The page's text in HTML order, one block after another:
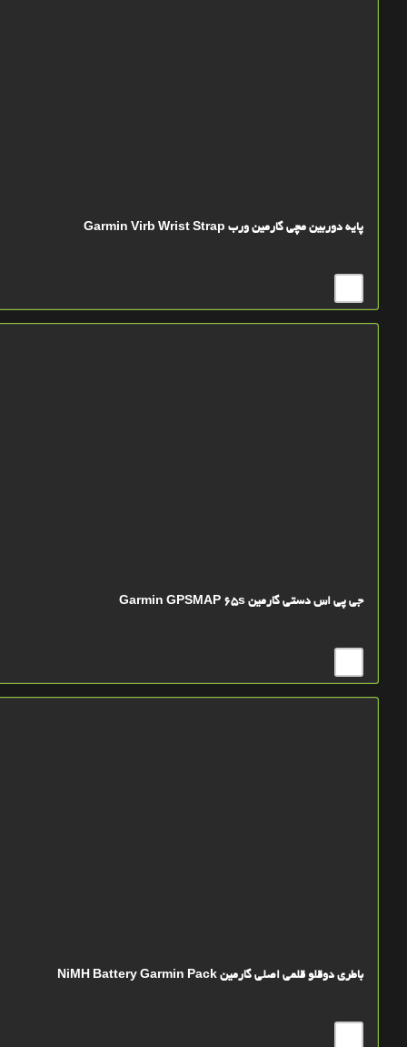
پایه دوربین مچی گارمین ورب Garmin Virb Wrist Strap
جی پی اس دستی گارمین Garmin GPSMAP 65s
باطری دوقلو قلمی اصلی گارمین NiMH Battery Garmin Pack